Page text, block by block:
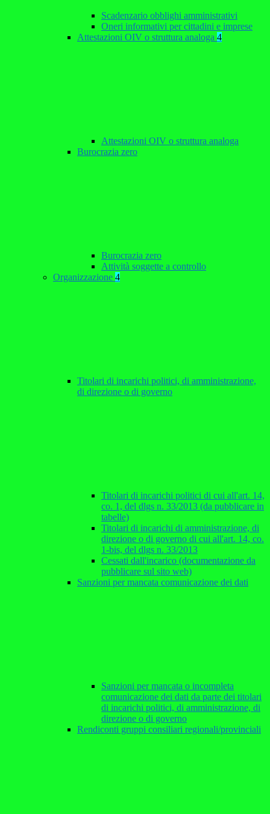
Scadenzario obblighi amministrativi
Oneri informativi per cittadini e imprese
Attestazioni OIV o struttura analoga 4
Attestazioni OIV o struttura analoga
Burocrazia zero
Burocrazia zero
Attività soggette a controllo
Organizzazione 4
Titolari di incarichi politici, di amministrazione,
di direzione o di governo
Titolari di incarichi politici di cui all'art. 14,
co. 1, del dlgs n. 33/2013 (da pubblicare in
tabelle)
Titolari di incarichi di amministrazione, di
direzione o di governo di cui all'art. 14, co.
1-bis, del dlgs n. 33/2013
Cessati dall'incarico (documentazione da
pubblicare sul sito web)
Sanzioni per mancata comunicazione dei dati
Sanzioni per mancata o incompleta
comunicazione dei dati da parte dei titolari
di incarichi politici, di amministrazione, di
direzione o di governo
Rendiconti gruppi consiliari regionali/provinciali